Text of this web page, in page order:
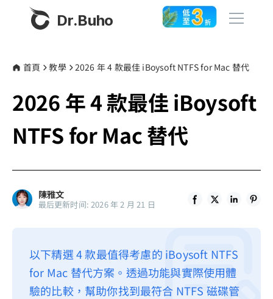
Dr.Buho
產品
BuhoCleaner
BuhoUnlocker
BuhoRepair
BuhoNTFS
商店
關於我們
聯絡我們
隱私權政策
首頁 教學 2026 年 4 款最佳 iBoysoft NTFS for Mac 替代
2026 年 4 款最佳 iBoysoft
NTFS for Mac 替代
陳雅文
最后更新时间: 2026 年 2 月 21 日
以下精選 4 款最值得考慮的 iBoysoft NTFS
for Mac 替代方案。透過功能與實際使用體
驗的比較，幫助你找到最符合 NTFS 磁碟管